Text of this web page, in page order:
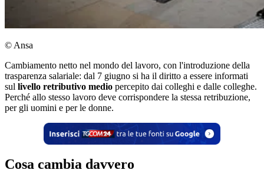
© Ansa
Cambiamento netto nel mondo del lavoro, con l'introduzione della
trasparenza salariale: dal 7 giugno si ha il diritto a essere informati
sul livello retributivo medio percepito dai colleghi e dalle colleghe.
Perché allo stesso lavoro deve corrispondere la stessa retribuzione,
per gli uomini e per le donne.
Cosa cambia davvero